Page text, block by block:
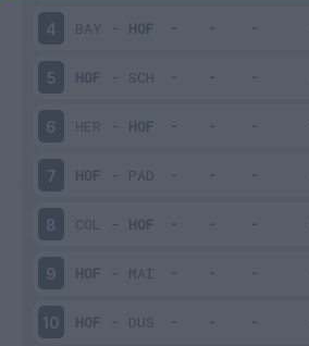
4 BAY - HOF
5 HOF - SCH
6 HER - HOF
7 HOF - PAD
8 COL - HOF
9 HOF - MAI
10 HOF - DUS